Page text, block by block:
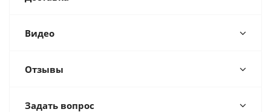
Видео
Отзывы
Задать вопрос